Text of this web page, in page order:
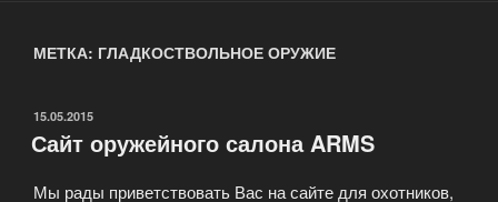
МЕТКА: ГЛАДКОСТВОЛЬНОЕ ОРУЖИЕ
ОПУБЛИКОВАНО
15.05.2015
Сайт оружейного салона ARMS
Мы рады приветствовать Вас на сайте для охотников,